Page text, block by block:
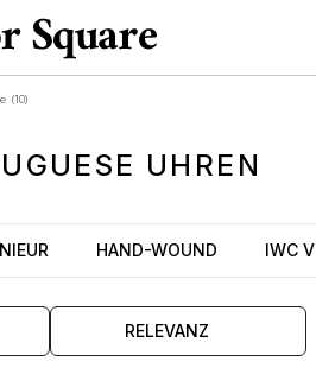
(10)
UHREN
HAND-WOUND IWC
RELEVANZ